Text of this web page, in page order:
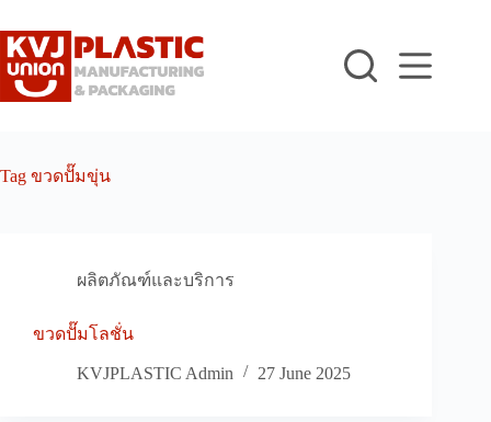
to
content
Tag ขวดปั๊มขุ่น
ผลิตภัณฑ์และบริการ
ขวดปั๊มโลชั่น
KVJPLASTIC Admin 27 June 2025